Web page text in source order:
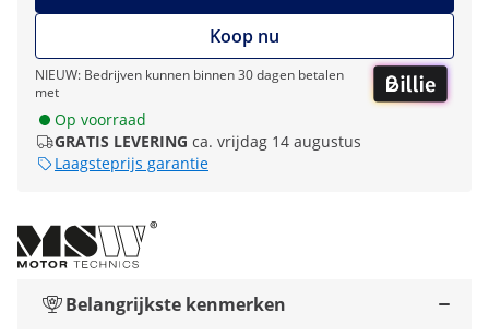
Koop nu
NIEUW: Bedrijven kunnen binnen 30 dagen betalen
met
Op voorraad
GRATIS LEVERING ca. vrijdag 14 augustus
Laagsteprijs garantie
Belangrijkste kenmerken